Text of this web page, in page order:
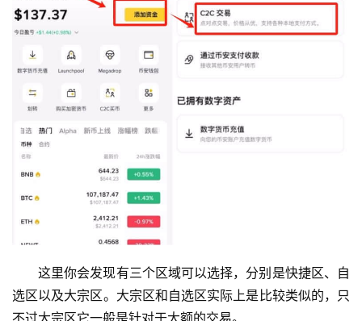
这里你会发现有三个区域可以选择，分别是快捷区、自
选区以及大宗区。大宗区和自选区实际上是比较类似的，只